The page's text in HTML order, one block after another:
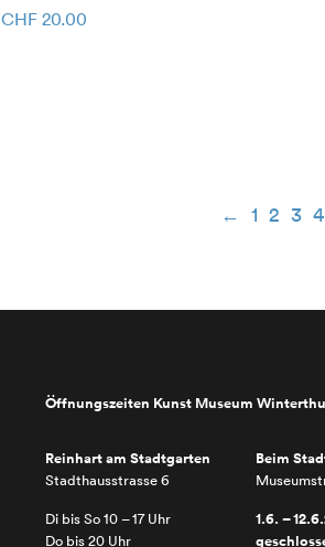
CHF 20.00
← 1 2 3 4
Öffnungszeiten Kunst Museum
Reinhart am Stadtgarten
Stadthausstrasse 6
Di bis So 10 – 17 Uhr
Do bis 20 Uhr
Beim
1.6. –